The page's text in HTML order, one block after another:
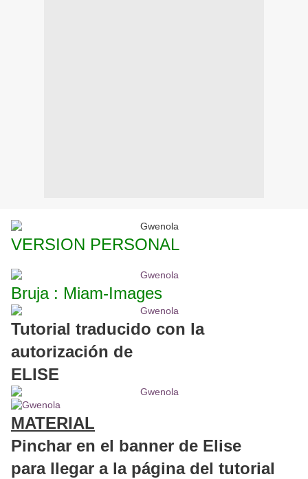
VERSION PERSONAL
Bruja : Miam-Images
Tutorial traducido con la
autorización de
ELISE
MATERIAL
Pinchar en el banner de Elise
para llegar a la página del tutorial